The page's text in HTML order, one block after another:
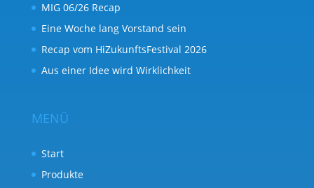
MIG 06/26 Recap
Eine Woche lang Vorstand sein
Recap vom HiZukunftsFestival 2026
Aus einer Idee wird Wirklichkeit
MENÜ
Start
Produkte